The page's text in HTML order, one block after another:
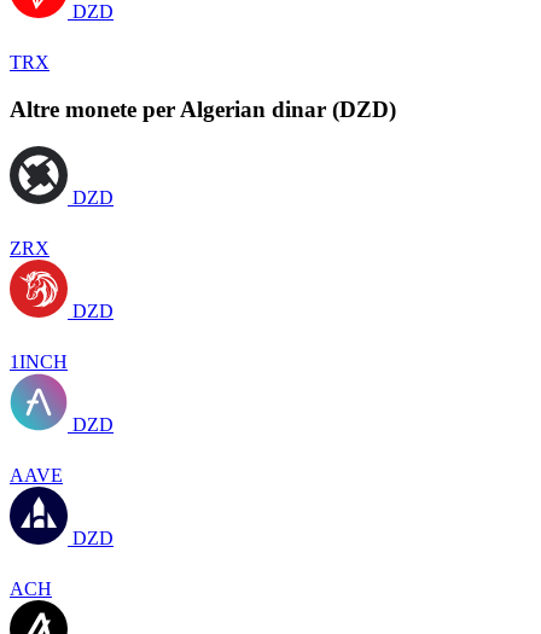
DZD
TRX
Altre monete per Algerian dinar (DZD)
DZD
ZRX
DZD
1INCH
DZD
AAVE
DZD
ACH